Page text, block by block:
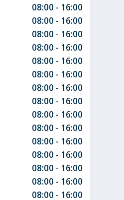
08:00 - 16:00
08:00 - 16:00
08:00 - 16:00
08:00 - 16:00
08:00 - 16:00
08:00 - 16:00
08:00 - 16:00
08:00 - 16:00
08:00 - 16:00
08:00 - 16:00
08:00 - 16:00
08:00 - 16:00
08:00 - 16:00
08:00 - 16:00
08:00 - 16:00